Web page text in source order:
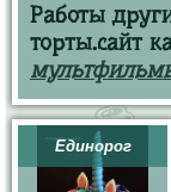
Работы
торты.сайт
Единорог